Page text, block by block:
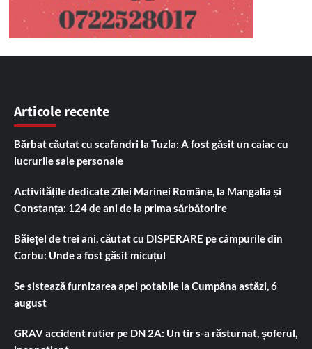
Articole recente
Bărbat căutat cu scafandri la Tuzla: A fost găsit un caiac cu
lucrurile sale personale
Activitățile dedicate Zilei Marinei Române, la Mangalia și
Constanța: 124 de ani de la prima sărbătorire
Băiețel de trei ani, căutat cu DISPERARE pe câmpurile din
Corbu: Unde a fost găsit micuțul
Se sistează furnizarea apei potabile la Cumpăna astăzi, 6
august
GRAV accident rutier pe DN 2A: Un tir s-a răsturnat, șoferul,